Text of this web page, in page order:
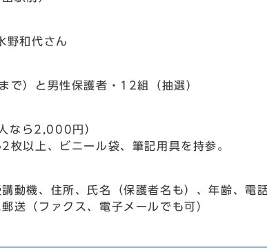
和代さん
で）と男性保護者・12組（抽選）
なら2,000円）
以上、ビニール袋、筆記用具を持参。
動機、住所、氏名（保護者名も）、年齢、
送（ファクス、電子メールでも可）